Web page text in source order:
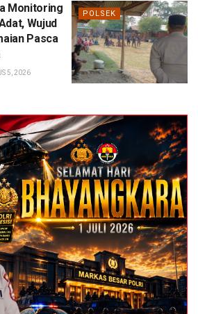
POLSEK
Monitoring
Wujud
Pasca
5, 2026